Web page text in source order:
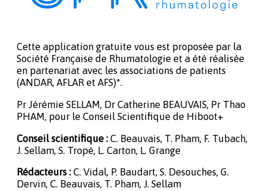
Cette application gratuite vous est proposée par la
Société Française de Rhumatologie et a été réalisée
en partenariat avec les associations de patients
(ANDAR, AFLAR et AFS)*.
Pr Jérémie SELLAM, Dr Catherine BEAUVAIS, Pr Thao
PHAM, pour le Conseil Scientifique de Hiboot+
Conseil scientifique : C. Beauvais, T. Pham, F. Tubach,
J. Sellam, S. Tropé, L. Carton, L. Grange
Rédacteurs : C. Vidal, P. Baudart, S. Desouches, G.
Dervin, C. Beauvais, T. Pham, J. Sellam